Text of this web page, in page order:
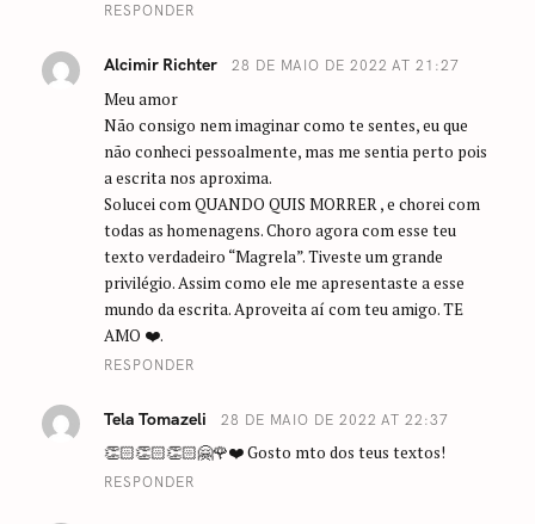
RESPONDER
Alcimir Richter 28 DE MAIO DE 2022 AT 21:27
Meu amor
Não consigo nem imaginar como te sentes, eu que
não conheci pessoalmente, mas me sentia perto pois
a escrita nos aproxima.
Solucei com QUANDO QUIS MORRER , e chorei com
todas as homenagens. Choro agora com esse teu
texto verdadeiro “Magrela”. Tiveste um grande
privilégio. Assim como ele me apresentaste a esse
mundo da escrita. Aproveita aí com teu amigo. TE
AMO ❤️.
RESPONDER
Tela Tomazeli 28 DE MAIO DE 2022 AT 22:37
👏🏻👏🏻👏🏻🤗🌹❤️ Gosto mto dos teus textos!
RESPONDER